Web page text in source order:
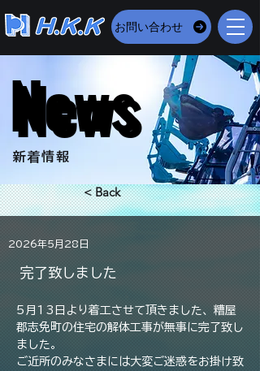
お問い合わせ
News
News
​新着情報
< Back
2026年5月28日
完了致しました
5月13日より着工させて頂きました、糟屋
郡志免町の住宅の解体工事が無事に完了致し
ました。
ご近所のみなさまには大変ご迷惑をお掛け致